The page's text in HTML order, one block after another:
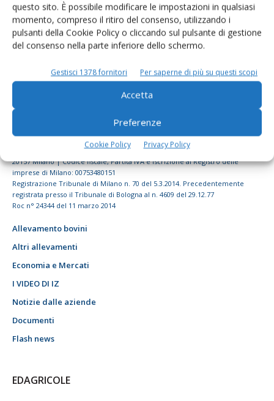
questo sito. È possibile modificare le impostazioni in qualsiasi
momento, compreso il ritiro del consenso, utilizzando i
pulsanti della Cookie Policy o cliccando sul pulsante di gestione
del consenso nella parte inferiore dello schermo.
Gestisci 1378 fornitori Per saperne di più su questi scopi
Accetta
Preferenze
Cookie Policy Privacy Policy
© Tecniche Nuove Spa. Tutti i diritti riservati. Sede legale Via Eritrea 21 -
20157 Milano | Codice fiscale, Partita IVA e Iscrizione al Registro delle
imprese di Milano: 00753480151
Registrazione Tribunale di Milano n. 70 del 5.3.2014. Precedentemente
registrata presso il Tribunale di Bologna al n. 4609 del 29.12.77
Roc n° 24344 del 11 marzo 2014
Allevamento bovini
Altri allevamenti
Economia e Mercati
I VIDEO DI IZ
Notizie dalle aziende
Documenti
Flash news
EDAGRICOLE